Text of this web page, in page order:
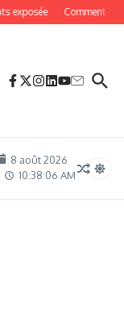
Comment
8 août 2026
10:38:07 AM